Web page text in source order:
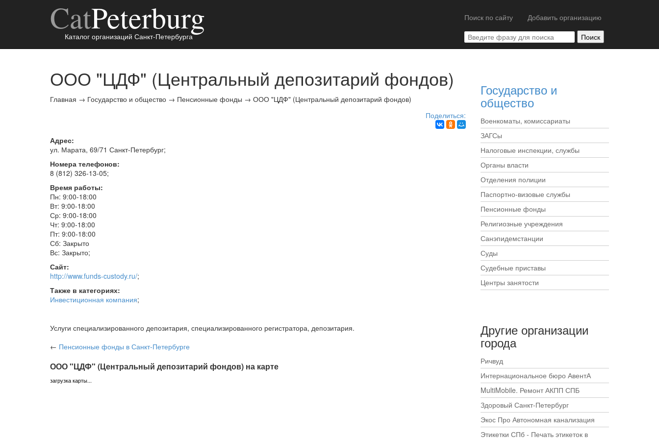
CatPeterburg
Каталог организаций Санкт-Петербурга
Поиск по сайту Добавить организацию
ООО "ЦДФ" (Центральный депозитарий фондов)
Главная → Государство и общество → Пенсионные фонды → ООО "ЦДФ" (Центральный депозитарий фондов)
Поделиться:
Адрес:
ул. Марата, 69/71 Санкт-Петербург;
Номера телефонов:
8 (812) 326-13-05;
Время работы:
Пн: 9:00-18:00
Вт: 9:00-18:00
Ср: 9:00-18:00
Чт: 9:00-18:00
Пт: 9:00-18:00
Сб: Закрыто
Вс: Закрыто;
Сайт:
http://www.funds-custody.ru/;
Также в категориях:
Инвестиционная компания;
Услуги специализированного депозитария, специализированного регистратора, депозитария.
← Пенсионные фонды в Санкт-Петербурге
ООО "ЦДФ" (Центральный депозитарий фондов) на карте
загрузка карты...
Государство и
общество
Военкоматы, комиссариаты
ЗАГСы
Налоговые инспекции, службы
Органы власти
Отделения полиции
Паспортно-визовые службы
Пенсионные фонды
Религиозные учреждения
Санэпидемстанции
Суды
Судебные приставы
Центры занятости
Другие организации
города
Ричвуд
Интернациональное бюро АвентА
MultiMobile. Ремонт АКПП СПБ
Здоровый Санкт-Петербург
Экос Про Автономная канализация
Этикетки СПб - Печать этикеток в